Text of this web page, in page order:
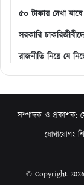
৫০ টাকায় দেখা
সরকারি
রাজনীতি নিয়ে যে
সম্পাদক ও প্রকাশক:
যোগাযোগঃ
© Copyright